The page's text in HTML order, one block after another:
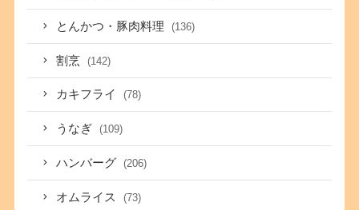
とんかつ・豚肉料理 (136)
割烹 (142)
カキフライ (78)
うなぎ (109)
ハンバーグ (206)
オムライス (73)